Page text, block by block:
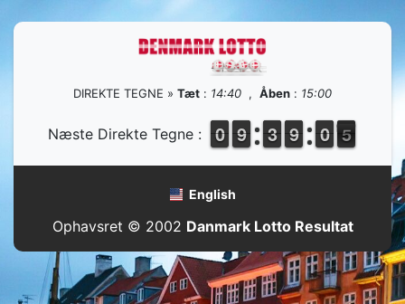
DIREKTE TEGNE » Tæt : 14:40 , Åben : 15:00
Næste Direkte Tegne : 9
9
0
0 8
8
9
9 2
2
3
3 8
8
9
9 9
9
0
0 5
4
English
Ophavsret © 2002 Danmark Lotto Resultat